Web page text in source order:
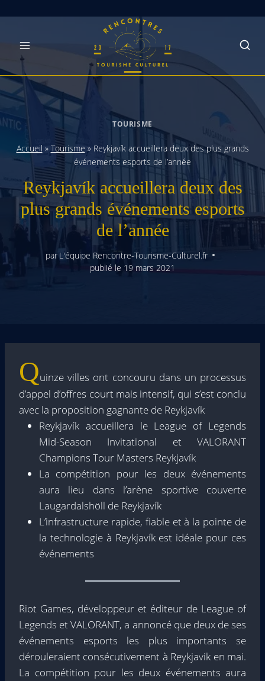
content
TOURISME
Accueil » Tourisme » Reykjavík accueillera deux des plus grands
événements esports de l’année
Reykjavík accueillera deux des
plus grands événements esports
de l’année
par L'équipe Rencontre-Tourisme-Culturel.fr
publié le 19 mars 2021
Quinze villes ont concouru dans un processus
d’appel d’offres court mais intensif, qui s’est conclu
avec la proposition gagnante de Reykjavík
Reykjavík accueillera le League of Legends
Mid-Season Invitational et VALORANT
Champions Tour Masters Reykjavík
La compétition pour les deux événements
aura lieu dans l’arène sportive couverte
Laugardalshöll de Reykjavík
L’infrastructure rapide, fiable et à la pointe de
la technologie à Reykjavík est idéale pour ces
événements
Riot Games, développeur et éditeur de League of
Legends et VALORANT, a annoncé que deux de ses
événements esports les plus importants se
dérouleraient consécutivement à Reykjavik en mai.
La compétition pour les deux événements aura